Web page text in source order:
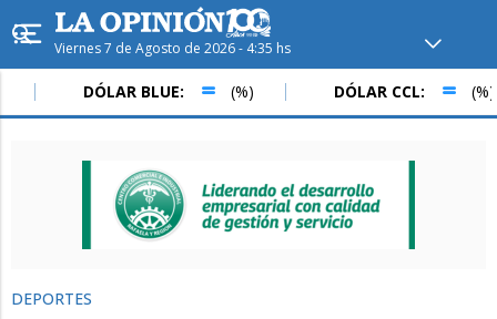
Viernes 7 de Agosto de 2026 - 4:35 hs
Hoy enRafaela ver clima
Mín / Máx
Humedad
Presión
DÓLAR BLUE: (%) DÓLAR CCL: (%)
DEPORTES